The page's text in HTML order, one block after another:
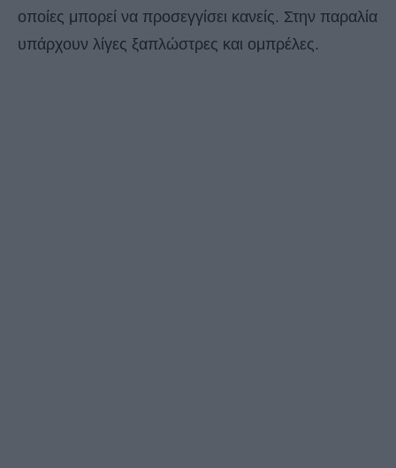
οποίες μπορεί να προσεγγίσει κανείς. Στην παραλία
υπάρχουν λίγες ξαπλώστρες και ομπρέλες.